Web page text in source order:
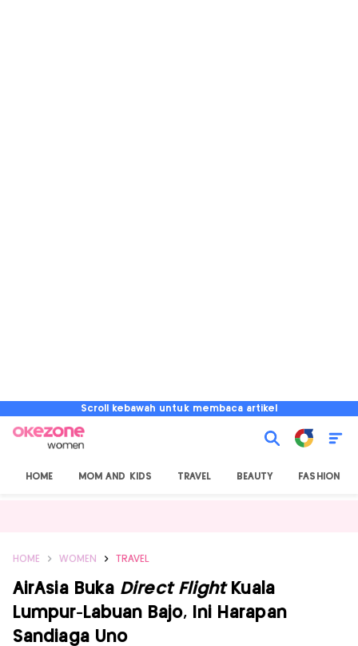
Scroll kebawah untuk membaca artikel
HOME MOM AND KIDS TRAVEL BEAUTY FASHION
HOME WOMEN TRAVEL
AirAsia Buka Direct FlightKuala
Lumpur-Labuan Bajo, Ini Harapan
Sandiaga Uno